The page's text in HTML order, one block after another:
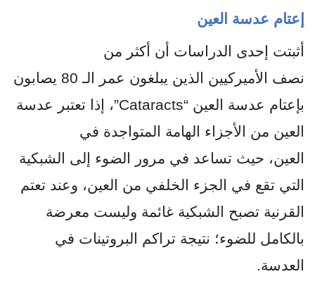
إعتام عدسة العين
أثبتت إحدى الدراسات أن أكثر من
نصف الأميركيين الذين يبلغون عمر الـ 80 يصابون
بإعتام عدسة العين “Cataracts”، إذا تعتبر عدسة
العين من الأجزاء الهامة المتواجدة في
العين، حيث تساعد في مرور الضوء إلى الشبكية
التي تقع في الجزء الخلفي من العين، وعند تعتم
القرنية تصبح الشبكية غائمة وليست معرضة
بالكامل للضوء؛ نتيجة تراكم البروتينات في
العدسة.